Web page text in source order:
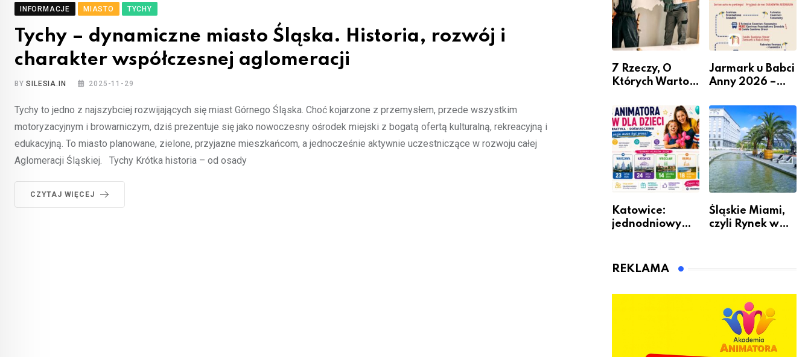
INFORMACJE MIASTO TYCHY
Tychy – dynamiczne miasto Śląska. Historia, rozwój i
charakter współczesnej aglomeracji
BYSILESIA.IN 2025-11-29
Tychy to jedno z najszybciej rozwijających się miast Górnego Śląska. Choć kojarzone z przemysłem, przede wszystkim
motoryzacyjnym i browarniczym, dziś prezentuje się jako nowoczesny ośrodek miejski z bogatą ofertą kulturalną, rekreacyjną i
edukacyjną. To miasto planowane, zielone, przyjazne mieszkańcom, a jednocześnie aktywnie uczestniczące w rozwoju całej
Aglomeracji Śląskiej. Tychy Krótka historia – od osady
CZYTAJ WIĘCEJ
przedsiębiorców
7 Rzeczy, O
Których Warto
Remontem
Mieszkania
Jarmark u Babci
Anny 2026 –
Katowice:
jednodniowy
animatora
Śląskie Miami,
czyli Rynek w
REKLAMA